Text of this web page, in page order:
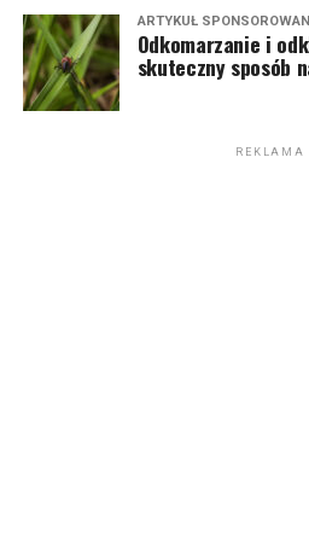
ARTYKUŁ
Odkomarzanie i
skuteczny sposób
REKLAMA